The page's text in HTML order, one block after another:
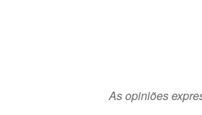
As opiniões